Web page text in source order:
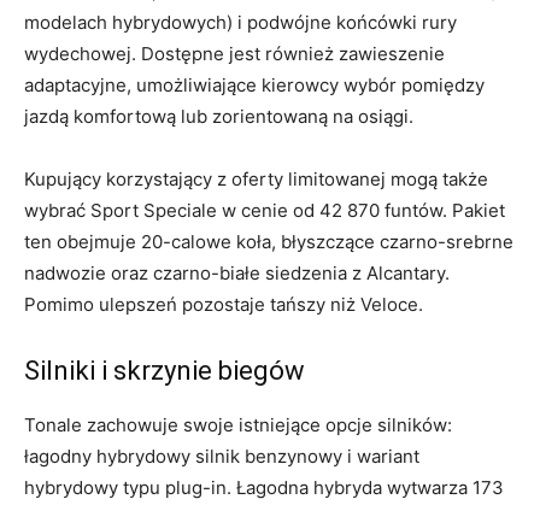
modelach hybrydowych) i podwójne końcówki rury
wydechowej. Dostępne jest również zawieszenie
adaptacyjne, umożliwiające kierowcy wybór pomiędzy
jazdą komfortową lub zorientowaną na osiągi.
Kupujący korzystający z oferty limitowanej mogą także
wybrać Sport Speciale w cenie od 42 870 funtów. Pakiet
ten obejmuje 20-calowe koła, błyszczące czarno-srebrne
nadwozie oraz czarno-białe siedzenia z Alcantary.
Pomimo ulepszeń pozostaje tańszy niż Veloce.
Silniki i skrzynie biegów
Tonale zachowuje swoje istniejące opcje silników:
łagodny hybrydowy silnik benzynowy i wariant
hybrydowy typu plug-in. Łagodna hybryda wytwarza 173